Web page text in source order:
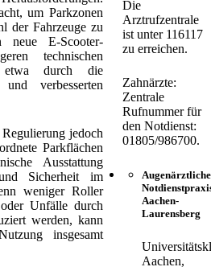
um Parkzonen
der Fahrzeuge zu
neue E-Scooter-
technischen
etwa durch die
verbesserten
jedoch
Parkflächen
Ausstattung
Sicherheit im
weniger Roller
Unfälle durch
werden, kann
insgesamt
Die
Arztrufzentrale
ist unter 116117
zu erreichen.
Zahnärzte:
Zentrale
Rufnummer für
den Notdienst:
01805/986700.
Augenärztliche
Aachen-
Laurensberg
Aachen,